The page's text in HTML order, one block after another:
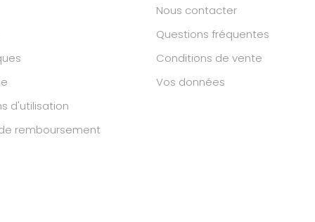
Recevez 10% sur votre première
d'utilisation
remboursement
Nous contacter
Questions fréquentes
Conditions de vente
Vos données